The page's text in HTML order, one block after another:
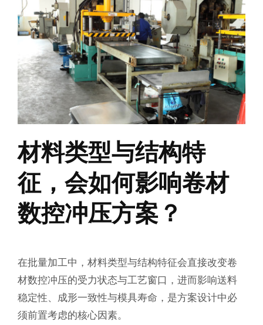
材料类型与结构特
征，会如何影响卷材
数控冲压方案？
在批量加工中，材料类型与结构特征会直接改变卷
材数控冲压的受力状态与工艺窗口，进而影响送料
稳定性、成形一致性与模具寿命，是方案设计中必
须前置考虑的核心因素。